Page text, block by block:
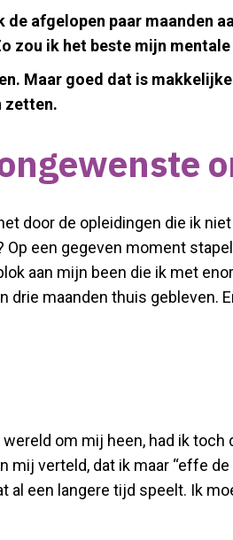
afgelopen paar maanden
zou ik het beste mijn
Maar goed dat is
zetten.
door de opleidingen die ik
Op een gegeven moment
aan mijn been die ik met
drie maanden thuis
om mij heen, had ik
verteld, dat ik maar “effe
een langere tijd speelt. Ik